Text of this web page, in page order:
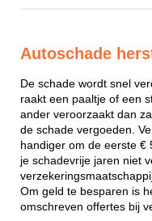
Autoschade
De schade wordt snel
raakt een paaltje of een
ander veroorzaakt dan
de schade vergoeden.
handiger om de eerste €
je schadevrije jaren niet
Om geld te besparen is
omschreven offertes bij